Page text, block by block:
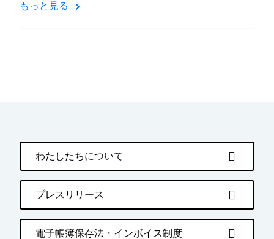
もっと見る
わたしたちについて
プレスリリース
電子帳簿保存法・インボイス制度